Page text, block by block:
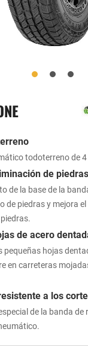
todoterreno de
de piedras
de la base de la
de piedras y mejora
de acero
pequeñas hojas
en carreteras
a los
de la banda